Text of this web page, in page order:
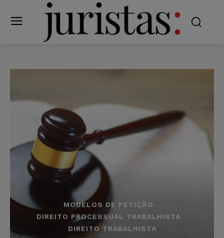
MODELOS DE PETIÇÃO
DIREITO PROCESSUAL TRABALHISTA
DIREITO TRABALHISTA